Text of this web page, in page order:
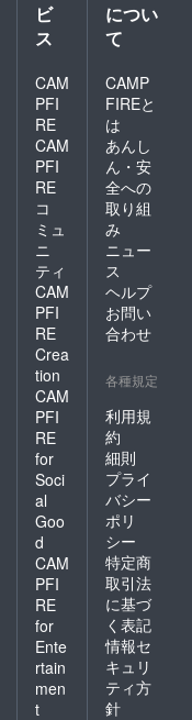
ビ
ス
CAM
PFI
RE
CAM
PFI
RE
コ
ミュ
ニ
ティ
CAM
PFI
RE
Crea
tion
CAM
PFI
RE
for
Soci
al
Goo
d
CAM
PFI
RE
for
Ente
rtain
men
t
につい
て
CAMP
FIREと
は
あんし
ん・安
全への
取り組
み
ニュー
ス
ヘルプ
お問い
合わせ
各種規定
利用規
約
細則
プライ
バシー
ポリ
シー
特定商
取引法
に基づ
く表記
情報セ
キュリ
ティ方
針